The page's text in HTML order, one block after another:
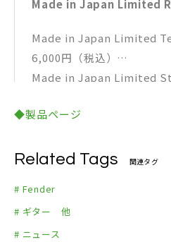
Made in Japan Limited
Made in Japan Limited
6,000円（税込）
Made in Japan Limited
Made in Japan Limited
◆製品ページ
Related Tags 関連タグ
# Fender
# ギター 他
# ニュース